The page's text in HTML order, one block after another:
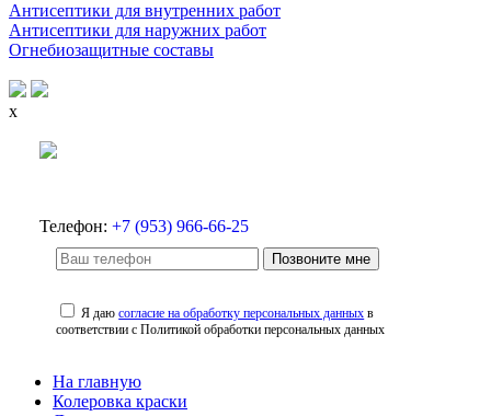
Антисептики для внутренних работ
Антисептики для наружних работ
Огнебиозащитные составы
x
Телефон: +7 (953) 966-66-25
Позвоните мне
Я даюсогласие на обработку персональных данных в
соответствии с Политикой обработки персональных данных
На главную
Колеровка краски